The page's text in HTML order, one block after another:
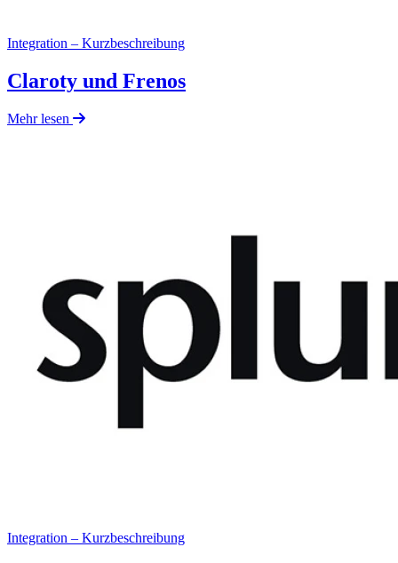
Integration – Kurzbeschreibung
Claroty und Frenos
Mehr lesen
Integration – Kurzbeschreibung